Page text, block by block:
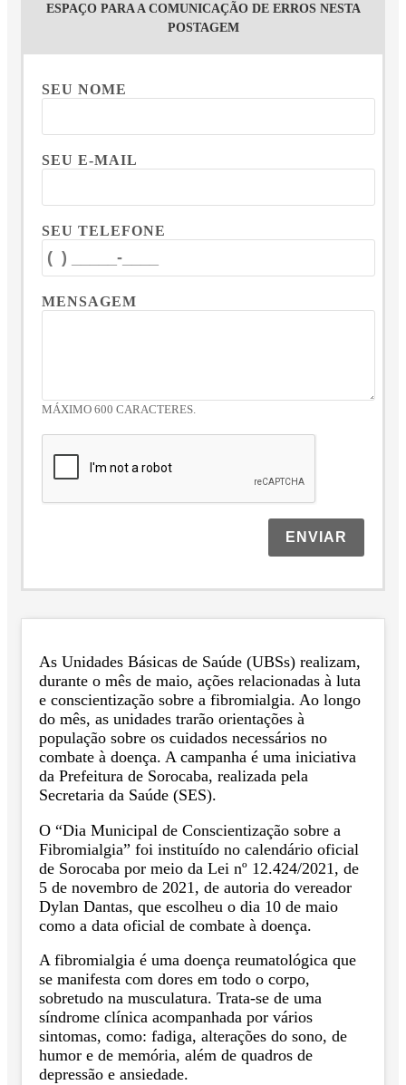
ESPAÇO PARA A COMUNICAÇÃO DE ERROS NESTA
POSTAGEM
SEU NOME
SEU E-MAIL
SEU TELEFONE
MENSAGEM
MÁXIMO 600 CARACTERES.
ENVIAR
As Unidades Básicas de Saúde (UBSs) realizam,
durante o mês de maio, ações relacionadas à luta
e conscientização sobre a fibromialgia. Ao longo
do mês, as unidades trarão orientações à
população sobre os cuidados necessários no
combate à doença. A campanha é uma iniciativa
da Prefeitura de Sorocaba, realizada pela
Secretaria da Saúde (SES).
O “Dia Municipal de Conscientização sobre a
Fibromialgia” foi instituído no calendário oficial
de Sorocaba por meio da Lei nº 12.424/2021, de
5 de novembro de 2021, de autoria do vereador
Dylan Dantas, que escolheu o dia 10 de maio
como a data oficial de combate à doença.
A fibromialgia é uma doença reumatológica que
se manifesta com dores em todo o corpo,
sobretudo na musculatura. Trata-se de uma
síndrome clínica acompanhada por vários
sintomas, como: fadiga, alterações do sono, de
humor e de memória, além de quadros de
depressão e ansiedade.